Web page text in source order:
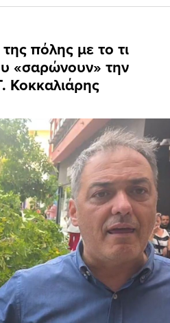
πόλης με το τι
«σαρώνουν» την
Κοκκαλιάρης